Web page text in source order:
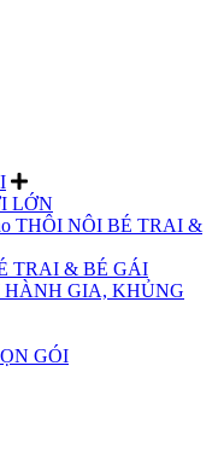
LỚN
THÔI NÔI BÉ TRAI &
TRAI & BÉ GÁI
GIA, KHỦNG
GÓI